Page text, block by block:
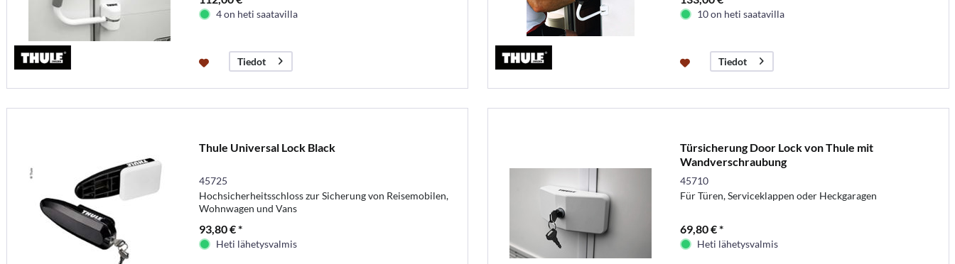
4 on heti saatavilla
Tiedot
10 on heti saatavilla
Tiedot
Thule Universal Lock Black
45725
Hochsicherheitsschloss zur Sicherung von Reisemobilen,
Wohnwagen und Vans
93,80 € *
Heti lähetysvalmis
Türsicherung Door Lock von Thule mit
Wandverschraubung
45710
Für Türen, Serviceklappen oder Heckgaragen
69,80 € *
Heti lähetysvalmis